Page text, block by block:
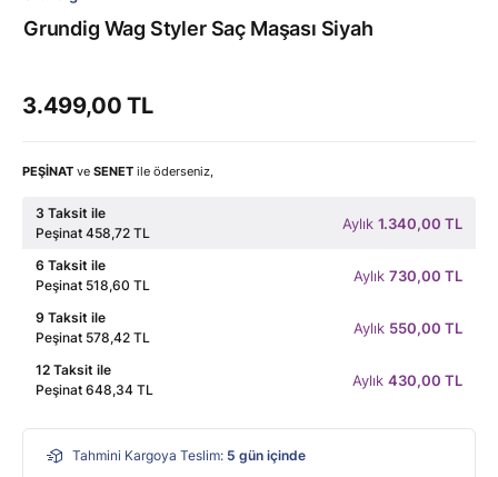
Grundig Wag Styler Saç Maşası Siyah
3.499,00 TL
PEŞİNAT ve SENET ile öderseniz,
3 Taksit ile
Peşinat 458,72 TL
Aylık 1.340,00 TL
6 Taksit ile
Peşinat 518,60 TL
Aylık 730,00 TL
9 Taksit ile
Peşinat 578,42 TL
Aylık 550,00 TL
12 Taksit ile
Peşinat 648,34 TL
Aylık 430,00 TL
Tahmini Kargoya Teslim: 5 gün içinde